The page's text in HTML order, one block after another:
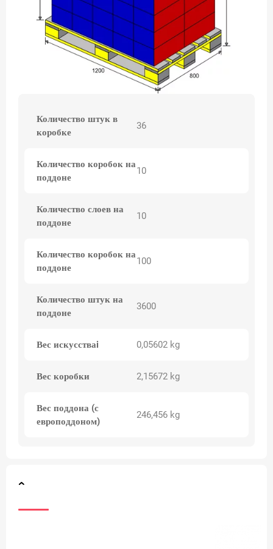
Количество штук в
коробке
36
Количество коробок на
поддоне
10
Количество слоев на
поддоне
10
Количество коробок на
поддоне
100
Количество штук на
поддоне
3600
Вес искусстваi 0,05602 kg
Вес коробки 2,15672 kg
Вес поддона (с
европоддоном)
246,456 kg